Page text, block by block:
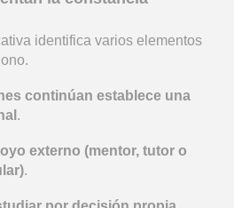
identifica varios elementos
continúan establece una
.
externo (mentor, tutor o
.